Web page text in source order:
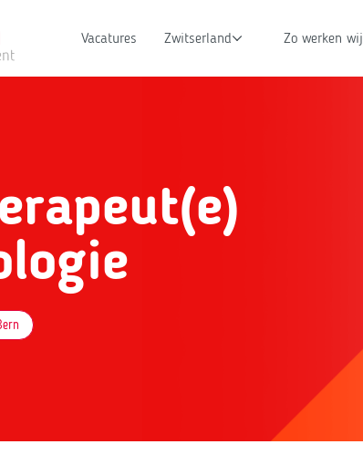
Vacatures Zwitserland Zo werken wij